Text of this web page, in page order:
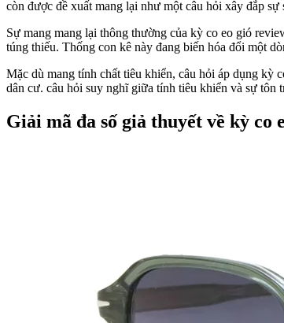
còn được đề xuất mang lại như một câu hỏi xây đắp
Sự mang mang lại thông thường của kỳ co eo gió
túng thiếu. Thống con kê này đang biến hóa đổi một
Mặc dù mang tính chất tiêu khiển, câu hỏi áp dụng kỳ
dân cư. câu hỏi suy nghĩ giữa tính tiêu khiển và sự tôn
Giải mã đa số giả thuyết về kỳ co